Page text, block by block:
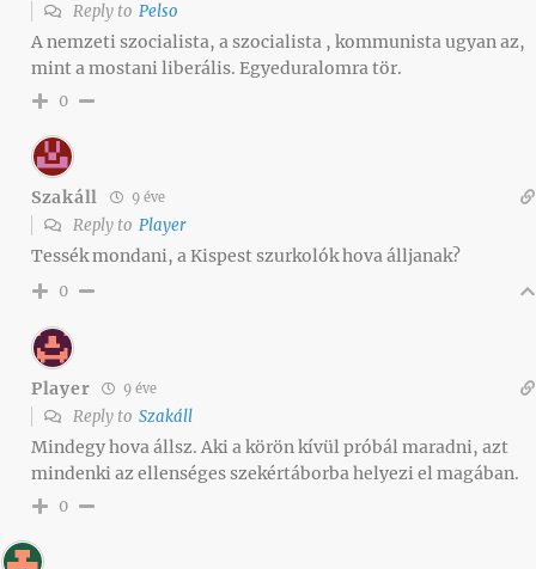
Reply to Pelso
A nemzeti szocialista, a szocialista , kommunista ugyan az,
mint a mostani liberális. Egyeduralomra tör.
0
Szakáll 9 éve
Reply to Player
Tessék mondani, a Kispest szurkolók hova álljanak?
0
Player 9 éve
Reply to Szakáll
Mindegy hova állsz. Aki a körön kívül próbál maradni, azt
mindenki az ellenséges szekértáborba helyezi el magában.
0